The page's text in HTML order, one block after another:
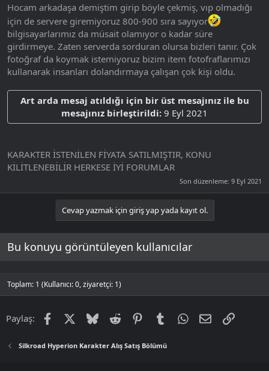
Hocam arkadaşa demiştim girip böyle çekmiş, vıp olmadığı
için de servere giremiyoruz 800-900 sıra sayıyor
bilgisayarlarımız da müsait olamıyor o kadar süre
girdirmeye. Zaten serverda sorduran olursa bizleri tanır. Çok
fotoğraf da koymak istemiyoruz bizim item fotofraflarımızı
kullanarak insanları dolandırmaya çalışan çok kişi oldu.
Art arda mesaj atıldığı için bir üst mesajınız ile bu
mesajınız birleştirildi: 9 Eyl 2021
KARAKTER İSTENİLEN FİYATA SATILMIŞTIR, KONU
KİLİTLENEBİLİR HERKESE İYİ FORUMLAR
Son düzenleme: 9 Eyl 2021
Cevap yazmak için giriş yap yada kayıt ol.
Bu konuyu görüntüleyen kullanıcılar
Toplam: 1 (Kullanıcı: 0, ziyaretçi: 1)
Paylaş: Facebook BlueskyReddit PinterestTumblrWhatsApp
E-postaLink
Silkroad Hyperion Karakter Alış Satış Bölümü